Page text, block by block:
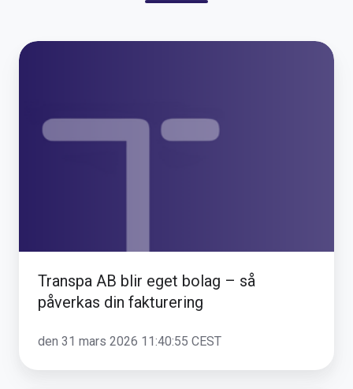
Transpa
eget
bolag
fakturering
Transpa AB blir eget bolag – så
påverkas din fakturering
den 31 mars 2026 11:40:55 CEST